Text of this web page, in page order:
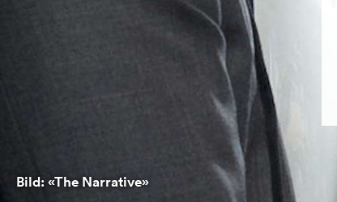
Bild: «The Narrative»